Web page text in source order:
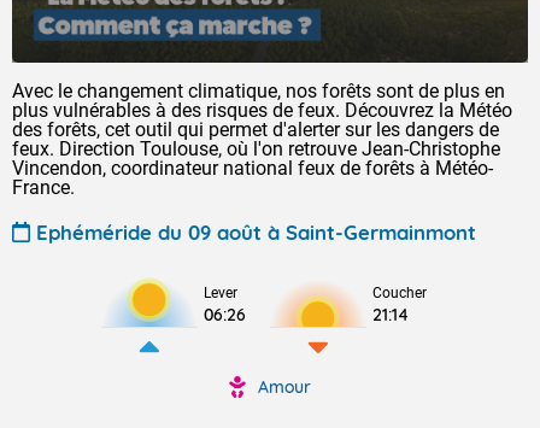
Avec le changement climatique, nos forêts sont de plus en
plus vulnérables à des risques de feux. Découvrez la Météo
des forêts, cet outil qui permet d'alerter sur les dangers de
feux. Direction Toulouse, où l'on retrouve Jean-Christophe
Vincendon, coordinateur national feux de forêts à Météo-
France.
Ephéméride du 09 août à Saint-Germainmont
Lever
06:26
Coucher
21:14
Amour